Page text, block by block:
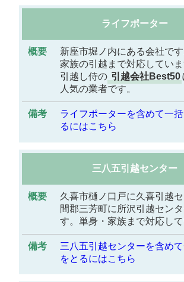
ライフポーター
新座市堀ノ内にある会社です
家族の引越まで対応していま
引越し侍の 引越会社Best50
人気の業者です。
ライフポーターを含めて一
るにはこちら
三八五引越センター
久喜市樋ノ口戸に久喜引越
間郡三芳町に所沢引越セン
す。単身・家族まで対応して
三八五引越センターを含め
をとるにはこちら